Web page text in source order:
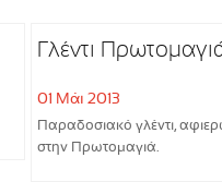
Γλέντι
01 Μάι 2013
Παραδοσιακό γλέντι,
στην Πρωτομαγιά.